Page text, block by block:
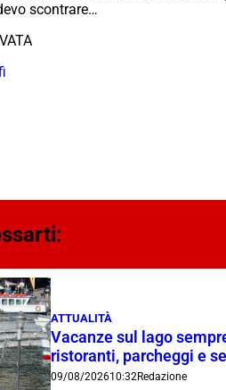
scontrare…
ATTUALITÀ
Vacanze sul lago
ristoranti, parcheggi e
09/08/202610:32Redazione